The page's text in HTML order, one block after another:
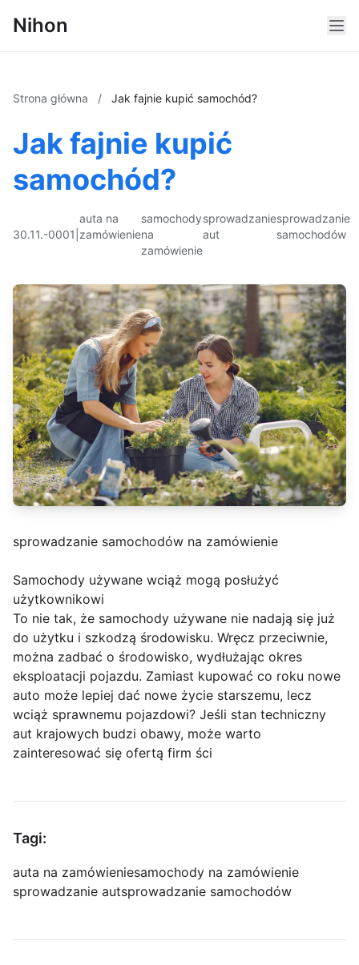
Nihon
Strona główna / Jak fajnie kupić samochód?
Jak fajnie kupić
samochód?
30.11.-0001
auta na
zamówienie
samochody
na
zamówienie
sprowadzanie
aut
sprowadzanie
samochodów
sprowadzanie samochodów na zamówienie
Samochody używane wciąż mogą posłużyć
użytkownikowi
To nie tak, że samochody używane nie nadają się już
do użytku i szkodzą środowisku. Wręcz przeciwnie,
można zadbać o środowisko, wydłużając okres
eksploatacji pojazdu. Zamiast kupować co roku nowe
auto może lepiej dać nowe życie starszemu, lecz
wciąż sprawnemu pojazdowi? Jeśli stan techniczny
aut krajowych budzi obawy, może warto
zainteresować się ofertą firm ści
Tagi:
auta na zamówieniesamochody na zamówienie
sprowadzanie autsprowadzanie samochodów